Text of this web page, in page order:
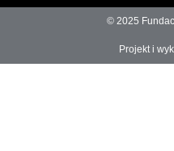
© 2025
Projekt i